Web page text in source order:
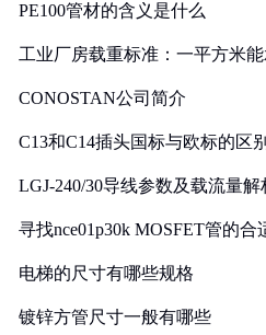
PE100管材的含义是什么
工业厂房载重标准：一平方米
CONOSTAN公司简介
C13和C14插头国标与欧标的区
LGJ-240/30导线参数及载流量解
寻找nce01p30k MOSFET管的合
电梯的尺寸有哪些规格
镀锌方管尺寸一般有哪些